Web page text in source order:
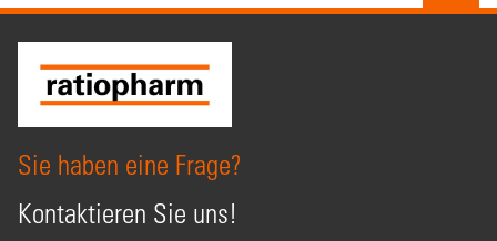
Sie haben eine Frage?
Kontaktieren Sie uns!